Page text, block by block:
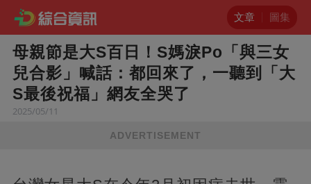
文章 圖集
母親節是大S百日！S媽淚Po「與三女
兒合影」喊話：都回來了，一聽到「大
S最後祝福」網友全哭了
2025/05/11
ADVERTISEMENT